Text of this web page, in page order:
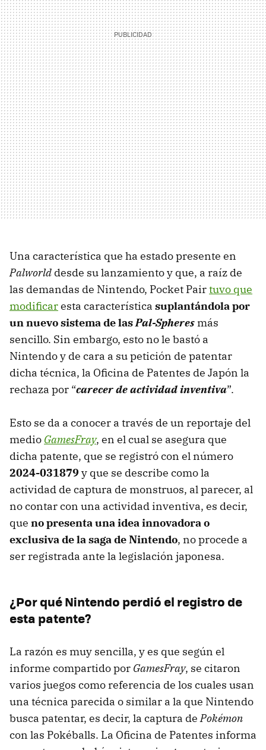
Una característica que ha estado presente en
Palworld desde su lanzamiento y que, a raíz de
las demandas de Nintendo, Pocket Pairtuvo que
modificaresta característica suplantándola por
un nuevo sistema de lasPal-Spheres más
sencillo. Sin embargo, esto no le bastó a
Nintendo y de cara a su petición de patentar
dicha técnica, la Oficina de Patentes de Japón la
rechaza por “carecer de actividad inventiva”.
Esto se da a conocer a través de un reportaje del
medio GamesFray, en el cual se asegura que
dicha patente, que se registró con el número
2024-031879 y que se describe como la
actividad de captura de monstruos, al parecer, al
no contar con una actividad inventiva, es decir,
que no presenta una idea innovadora o
exclusiva de la saga de Nintendo, no procede a
ser registrada ante la legislación japonesa.
¿Por qué Nintendo perdió el registro de
esta patente?
La razón es muy sencilla, y es que según el
informe compartido por GamesFray, se citaron
varios juegos como referencia de los cuales usan
una técnica parecida o similar a la que Nintendo
busca patentar, es decir, la captura dePokémon
con las Pokéballs. La Oficina de Patentes informa